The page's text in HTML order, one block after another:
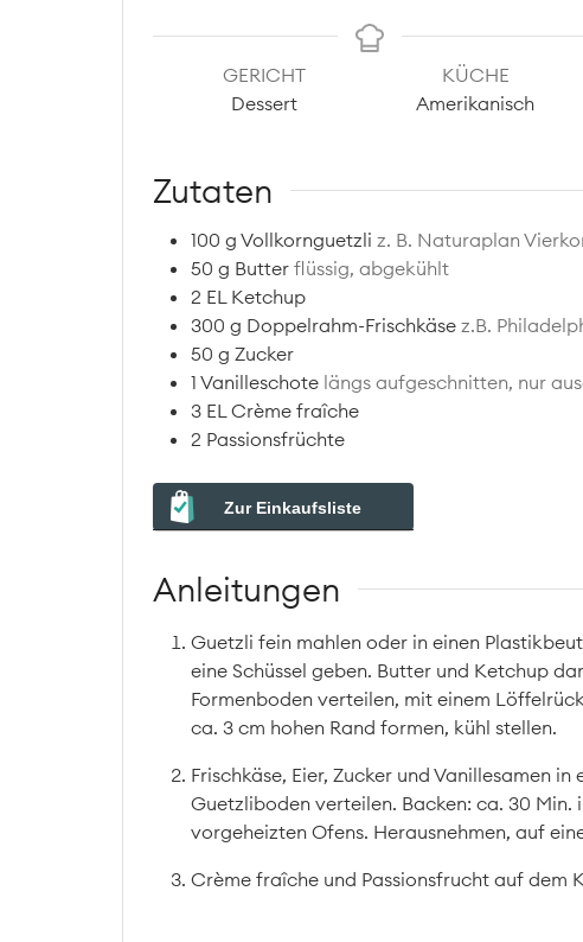
GERICHT
Dessert
KÜCHE
Amerikanisch
Zutaten
100 g Vollkornguetzli z. B. Naturaplan
50 g Butter flüssig, abgekühlt
2 EL Ketchup
300 g Doppelrahm-Frischkäse z.B.
50 g Zucker
1 Vanilleschote längs aufgeschnitten, nur
3 EL Crème fraîche
2 Passionsfrüchte
Zur Einkaufsliste
Anleitungen
Guetzli fein mahlen oder in einen
eine Schüssel geben. Butter und Ketchup
Formenboden verteilen, mit einem
ca. 3 cm hohen Rand formen, kühl stellen.
Frischkäse, Eier, Zucker und Vanillesamen
Guetzliboden verteilen. Backen: ca. 30 Min.
vorgeheizten Ofens. Herausnehmen, auf
Crème fraîche und Passionsfrucht auf dem